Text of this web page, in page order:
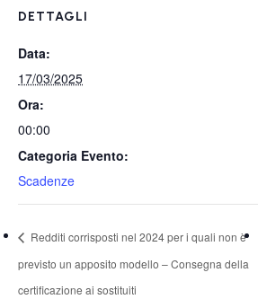
DETTAGLI
Data:
17/03/2025
Ora:
00:00
Categoria Evento:
Scadenze
Redditi corrisposti nel 2024 per i quali non è
previsto un apposito modello – Consegna della
certificazione ai sostituiti